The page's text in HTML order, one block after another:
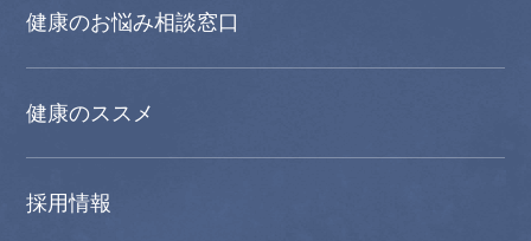
健康のお悩み相談窓口
健康のススメ
採用情報